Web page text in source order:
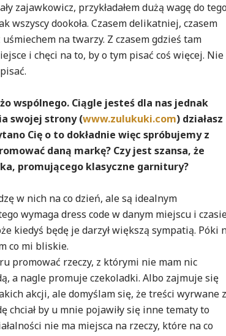
zajawkowicz, przykładałem dużą wagę do tego
wszyscy dookoła. Czasem delikatniej, czasem
na twarzy. Z czasem gdzieś tam
i chęci na to, by o tym pisać coś więcej. Nie
wspólnego. Ciągle jesteś dla nas jednak
swojej strony (www.zulukuki.com) działasz
Cię o to dokładnie więc spróbujemy z
daną markę? Czy jest szansa, że
promującego klasyczne garnitury?
w nich na co dzień, ale są idealnym
wymaga dress code w danym miejscu i
kiedyś będę je darzył większą sympatią. Póki
co mi bliskie.
promować rzeczy, z którymi nie mam nic
a nagle promuje czekoladki. Albo zajmuje się
akcji, ale domyślam się, że treści wyrwane z
by u mnie pojawiły się inne tematy to
nie ma miejsca na rzeczy, które na co